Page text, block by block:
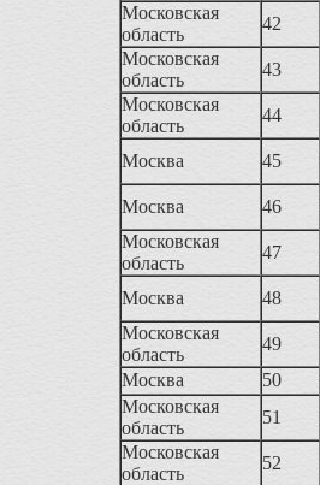
Московская
область
42
Московская
область
43
Московская
область
44
Москва 45
Москва 46
Московская
область
47
Москва 48
Московская
область
49
Москва
50
Московская
область
51
Московская
область
52